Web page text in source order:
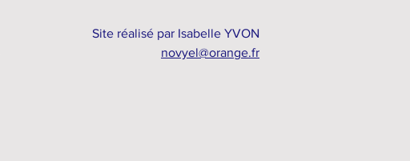
Site réalisé par Isabelle YVON
novyel@orange.fr